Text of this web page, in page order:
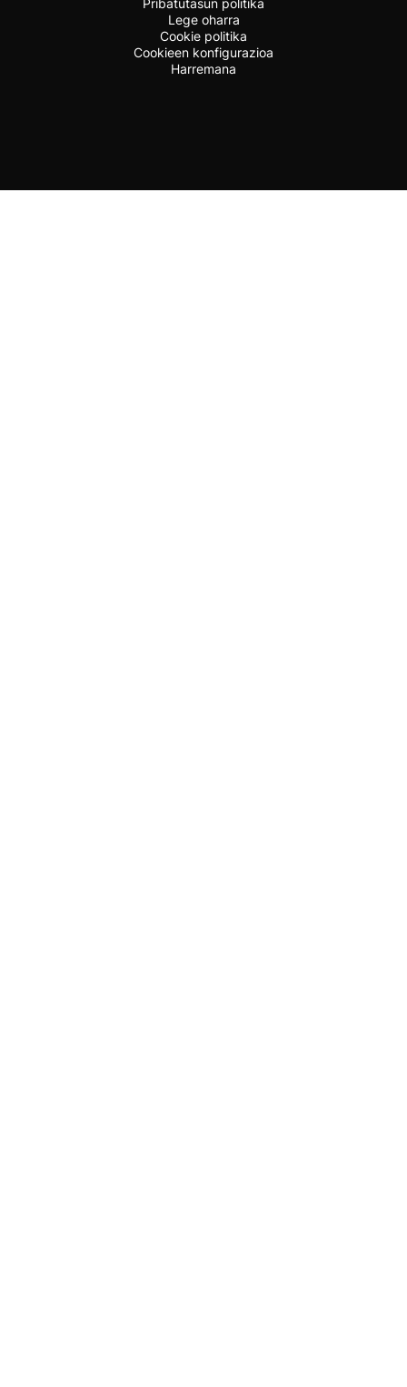
Pribatutasun politika
Lege oharra
Cookie politika
Cookieen konfigurazioa
Harremana